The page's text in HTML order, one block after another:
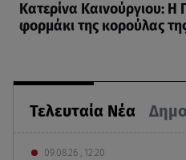
Τελευταία Νέα
09.08.26 , 12:20
Κατερίνα Καινούργιου: Η
φορμάκι της κορούλας